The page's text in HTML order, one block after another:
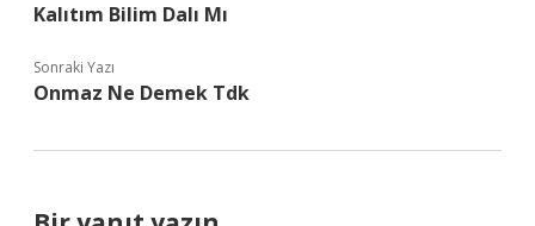
Kalıtım Bilim Dalı Mı
Sonraki Yazı
Onmaz Ne Demek Tdk